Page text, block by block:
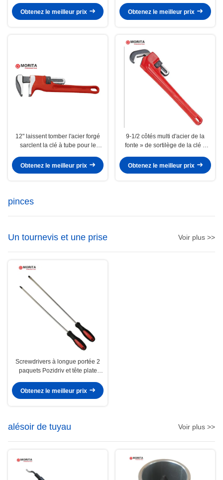
tube de Stillson
Obtenez le meilleur prix
Obtenez le meilleur prix
12" laissent tomber l'acier forgé
sarclent la clé à tube pour le
édenté
Obtenez le meilleur prix
9-1/2 côtés multi d'acier de la
fonte » de sortilège de la clé à
Obtenez le meilleur prix
pinces
Un tournevis et une prise Voir plus >>
Screwdrivers à longue portée 2
paquets Pozidriv et tête plate
ergonomiques 300 mm
Obtenez le meilleur prix
alésoir de tuyau Voir plus >>